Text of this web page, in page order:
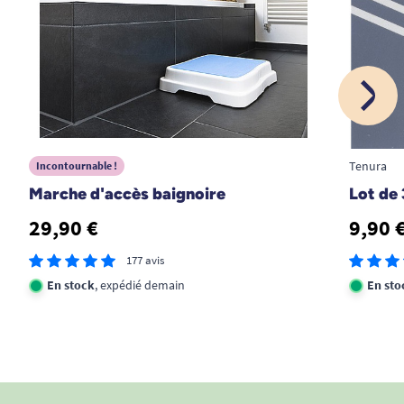
1 2 3
Incontournable !
Marche d'accès baignoire
29,90 €
177 avis
En stock, expédié demain
Tenura
Lot de
9,90
En